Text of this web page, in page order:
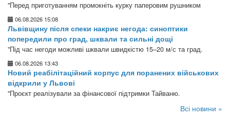
"Перед приготуванням промокніть курку паперовим рушником
06.08.2026 15:08
Львівщину після спеки накриє негода: синоптики
попередили про град, шквали та сильні дощі
"Під час негоди можливі шквали швидкістю 15–20 м/с та град.
06.08.2026 13:43
Новий реабілітаційний корпус для поранених військових
відкрили у Львові
"Проєкт реалізували за фінансової підтримки Тайваню.
Всі новини »